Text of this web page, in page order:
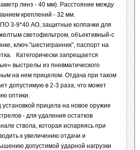
линз - 40 мм). Расстояние между
креплений - 32 мм.
3-9*40 AO, защитные колпачки для
светофильтром, объективный-с
ключ-"шестигранник", паспорт на
Категорически запрещается
выстрелы из пневматического
на нем прицелом. Отдача при таком
допустимую в 2-3 раза, что может
оптики.
установкой прицела на новое оружие
- для удаления остатков
ствола, которая испаряясь при
к увеличению отдачи и
допустимой ударной нагрузки